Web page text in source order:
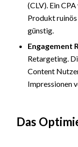
(CLV). Ein
Produkt
günstig.
Engagement
Retargeting.
Content
Impressionen
Das